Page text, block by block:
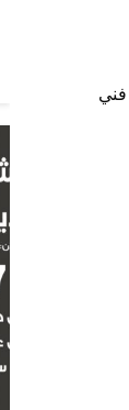
فني